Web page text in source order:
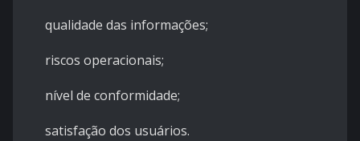
qualidade das informações;
riscos operacionais;
nível de conformidade;
satisfação dos usuários.